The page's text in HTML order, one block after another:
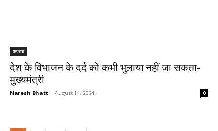
अपराध
देश के विभाजन के दर्द को कभी भुलाया नहीं जा सकता-
मुख्यमंत्री
Naresh Bhatt - August 14, 2024 0